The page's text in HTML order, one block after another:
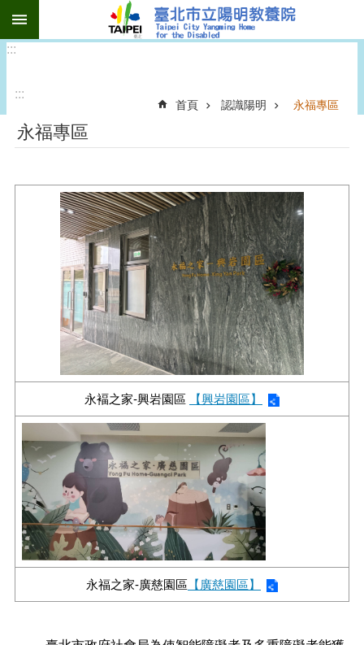
跳到主要內容區塊
:::
:::
首頁 認識陽明 永福專區
永福專區
永褔之家-興岩園區 【興岩園區】
永福之家-廣慈園區 【廣慈園區】